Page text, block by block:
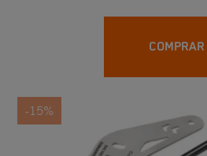
COMPRAR
-15%